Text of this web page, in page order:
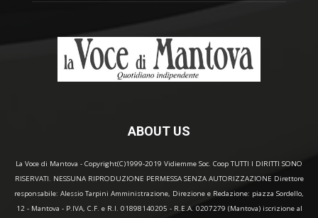
ABOUT US
La Voce di Mantova - Copyright(C)1999-2019 Vidiemme Soc. Coop TUTTI I DIRITTI SONO
RISERVATI. NESSUNA RIPRODUZIONE PERMESSA SENZA AUTORIZZAZIONE Direttore
responsabile: Alessio Tarpini Amministrazione, Direzione e Redazione: piazza Sordello,
12 - Mantova - P.IVA, C.F. e R.I. 01898140205 - R.E.A. 0207279 (Mantova) iscrizione al